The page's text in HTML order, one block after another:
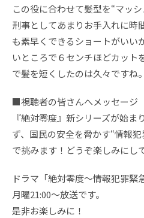
この役に合わせて髪型を“マッ
刑事としてあまりお手入れに時
も素早くできるショートがい
いところで６センチほどカット
で髪を短くしたのは久々ですね。
■視聴者の皆さんへメッセージ
『絶対零度』新シリーズが始
ず、国民の安全を脅かす“情報
で挑みます！どうぞ楽しみにし
ドラマ「絶対零度～情報犯罪緊
月曜21:00～放送です。
是非お楽しみに！